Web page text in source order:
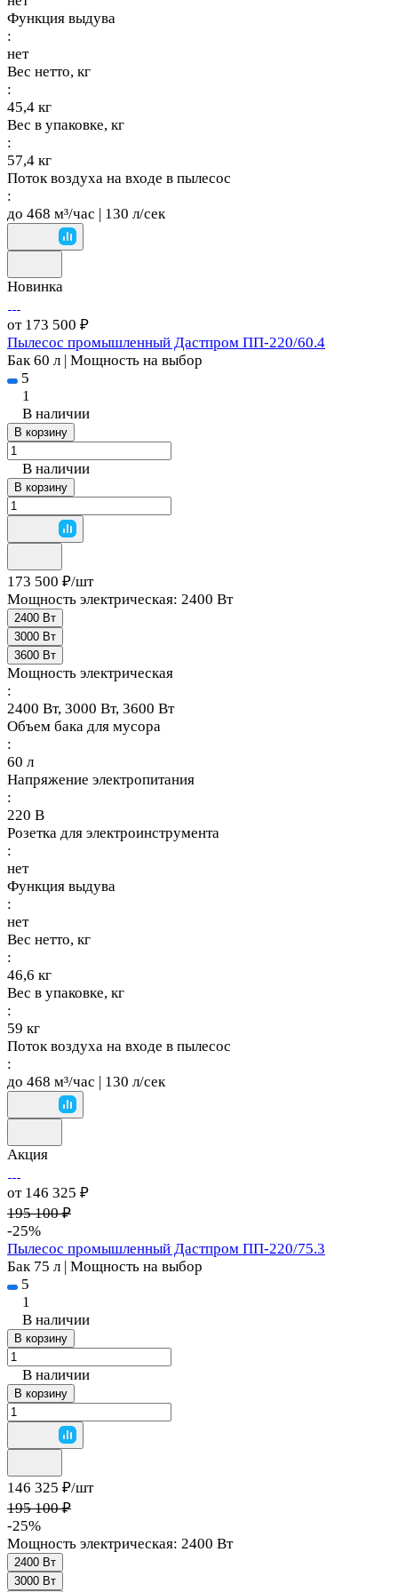
Функция выдува
:
нет
Вес нетто, кг
:
45,4 кг
Вес в упаковке, кг
:
57,4 кг
Поток воздуха на входе в пылесос
:
до 468 м³/час | 130 л/сек
Новинка
от 173 500 ₽
Пылесос промышленный Дастпром ПП-220/60.4
Бак 60 л | Мощность на выбор
5
1
В наличии
В корзину
В наличии
В корзину
173 500 ₽/шт
Мощность электрическая: 2400 Вт
2400 Вт
3000 Вт
3600 Вт
Мощность электрическая
:
2400 Вт, 3000 Вт, 3600 Вт
Объем бака для мусора
:
60 л
Напряжение электропитания
:
220 В
Розетка для электроинструмента
:
нет
Функция выдува
:
нет
Вес нетто, кг
:
46,6 кг
Вес в упаковке, кг
:
59 кг
Поток воздуха на входе в пылесос
:
до 468 м³/час | 130 л/сек
Акция
от 146 325 ₽
195 100 ₽
-25%
Пылесос промышленный Дастпром ПП-220/75.3
Бак 75 л | Мощность на выбор
5
1
В наличии
В корзину
В наличии
В корзину
146 325 ₽/шт
195 100 ₽
-25%
Мощность электрическая: 2400 Вт
2400 Вт
3000 Вт